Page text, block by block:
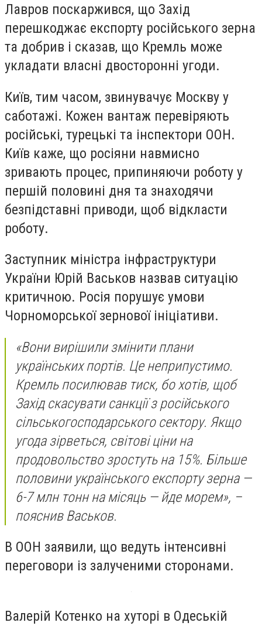
Лавров поскаржився, що Захід
перешкоджає експорту російського зерна
та добрив і сказав, що Кремль може
укладати власні двосторонні угоди.
Київ, тим часом, звинувачує Москву у
саботажі. Кожен вантаж перевіряють
російські, турецькі та інспектори ООН.
Київ каже, що росіяни навмисно
зривають процес, припиняючи роботу у
першій половині дня та знаходячи
безпідставні приводи, щоб відкласти
роботу.
Заступник міністра інфраструктури
України Юрій Васьков назвав ситуацію
критичною. Росія порушує умови
Чорноморської зернової ініціативи.
«Вони вирішили змінити плани
українських портів. Це неприпустимо.
Кремль посилював тиск, бо хотів, щоб
Захід скасувати санкції з російського
сільськогосподарського сектору. Якщо
угода зірветься, світові ціни на
продовольство зростуть на 15%. Більше
половини українського експорту зерна —
6-7 млн тонн на місяць — йде морем», –
пояснив Васьков.
В ООН заявили, що ведуть інтенсивні
переговори із залученими сторонами.
Валерій Котенко на хуторі в Одеській